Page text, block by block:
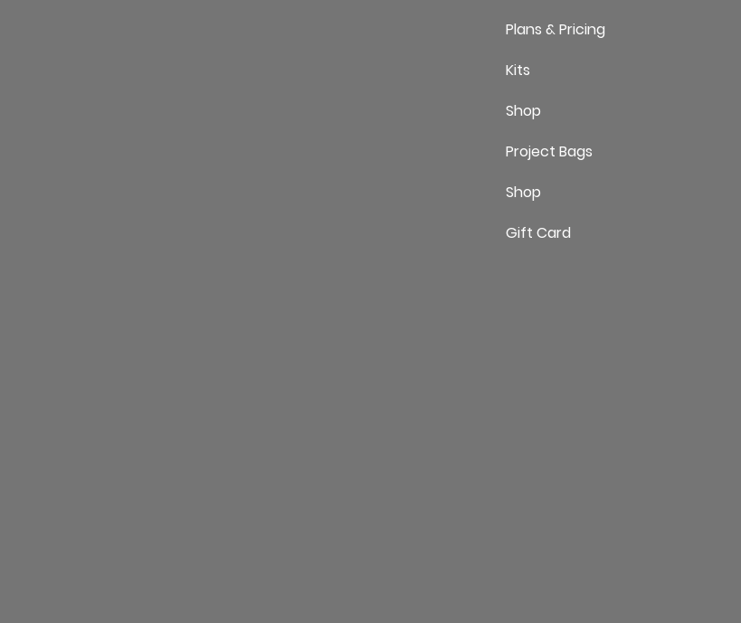
Plans & Pricing
Kits
Shop
Project Bags
Shop
Gift Card